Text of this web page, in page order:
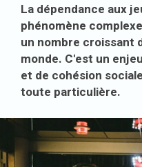
La dépendance aux
phénomène
un nombre croissant
monde. C'est un
et de cohésion
toute particulière.